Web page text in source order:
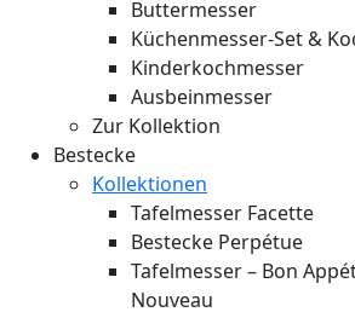
Buttermesser
Küchenmesser-Set &
Kinderkochmesser
Ausbeinmesser
Zur Kollektion
Bestecke
Kollektionen
Tafelmesser Facette
Bestecke Perpétue
Tafelmesser – Bon
Nouveau